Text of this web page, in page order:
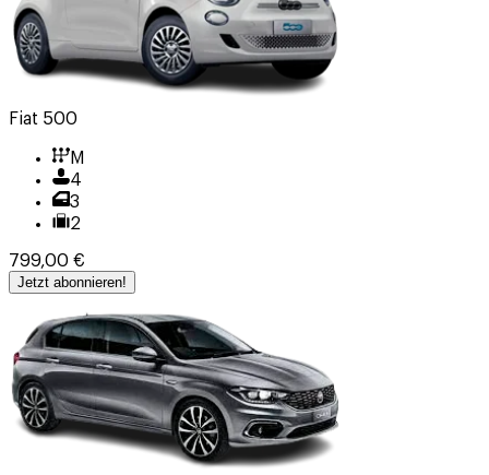
Fiat 500
M
4
3
2
799,00 €
Jetzt abonnieren!